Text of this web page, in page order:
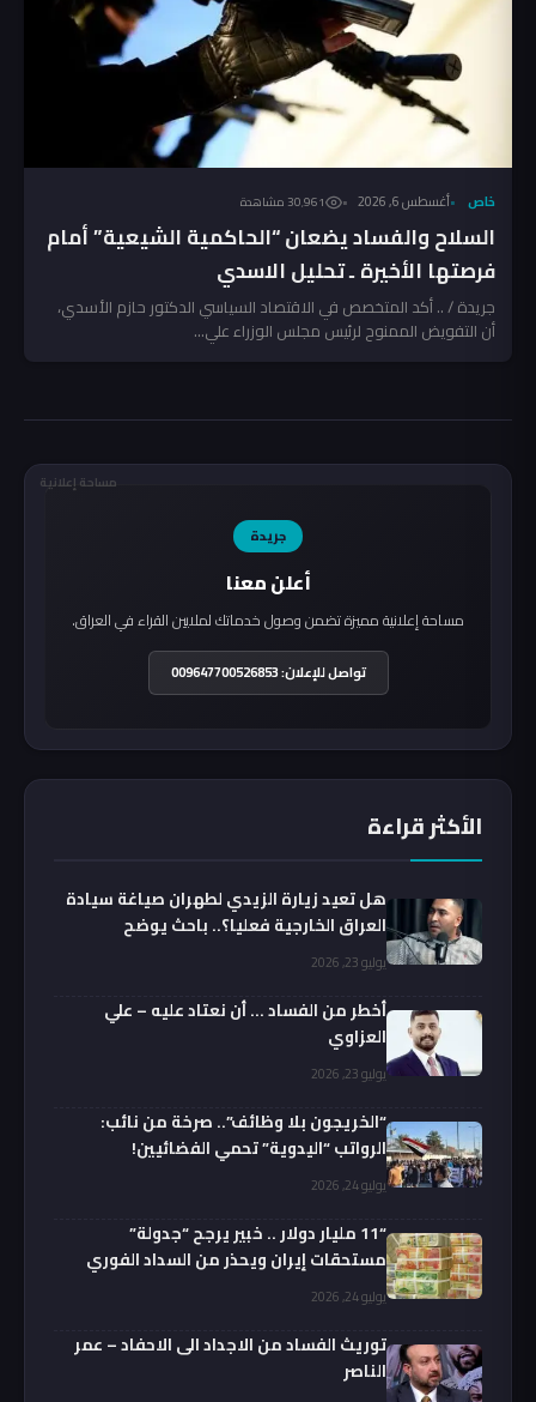
خاص أغسطس 6, 2026 30٬961 مشاهدة
السلاح والفساد يضعان “الحاكمية الشيعية” أمام
فرصتها الأخيرة ـ تحليل الاسدي
جريدة / .. أكد المتخصص في الاقتصاد السياسي الدكتور حازم الأسدي،
أن التفويض الممنوح لرئيس مجلس الوزراء علي...
مساحة إعلانية
جريدة
أعلن معنا
مساحة إعلانية مميزة تضمن وصول خدماتك لملايين القراء في العراق.
تواصل للإعلان: 009647700526853
الأكثر قراءة
هل تعيد زيارة الزيدي لطهران صياغة سيادة
العراق الخارجية فعليا؟.. باحث يوضح
يوليو 23, 2026
أخطر من الفساد … أن نعتاد عليه – علي
العزاوي
يوليو 23, 2026
“الخريجون بلا وظائف”.. صرخة من نائب:
الرواتب “اليدوية” تحمي الفضائيين!
يوليو 24, 2026
“11 مليار دولار .. خبير يرجح “جدولة”
مستحقات إيران ويحذر من السداد الفوري
يوليو 24, 2026
توريث الفساد من الاجداد الى الاحفاد – عمر
الناصر